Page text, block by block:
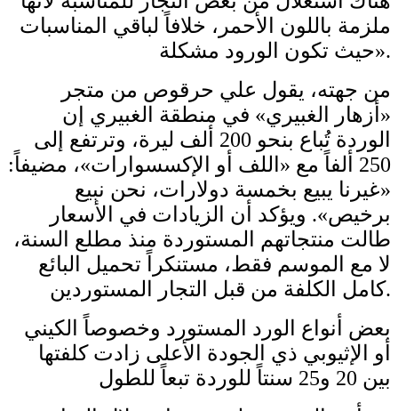
ملزمة باللون الأحمر، خلافاً لباقي المناسبات
حيث تكون الورود مشكلة».
من جهته، يقول علي حرقوص من متجر
«أزهار الغبيري» في منطقة الغبيري إن
الوردة تُباع بنحو 200 ألف ليرة، وترتفع إلى
250 ألفاً مع «اللف أو الإكسسوارات»، مضيفاً:
«غيرنا يبيع بخمسة دولارات، نحن نبيع
برخيص». ويؤكد أن الزيادات في الأسعار
طالت منتجاتهم المستوردة منذ مطلع السنة،
لا مع الموسم فقط، مستنكراً تحميل البائع
كامل الكلفة من قبل التجار المستوردين.
بعض أنواع الورد المستورد وخصوصاً الكيني
أو الإثيوبي ذي الجودة الأعلى زادت كلفتها
بين 20 و25 سنتاً للوردة تبعاً للطول